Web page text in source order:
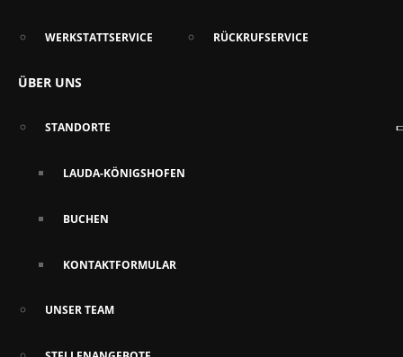
WERKSTATTSERVICE RÜCKRUFSERVICE
ÜBER UNS
STANDORTE
LAUDA-KÖNIGSHOFEN
BUCHEN
KONTAKTFORMULAR
UNSER TEAM